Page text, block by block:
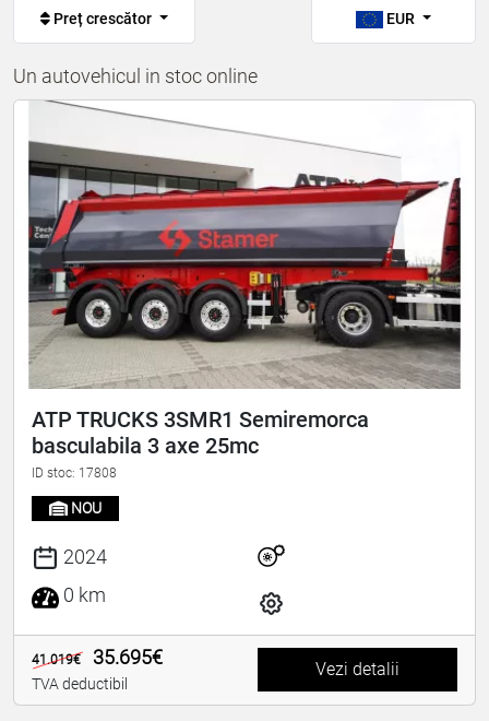
Preț crescător EUR
Un autovehicul in stoc online
ATP TRUCKS 3SMR1 Semiremorca
basculabila 3 axe 25mc
ID stoc: 17808
NOU
2024
0 km
41.019€ 35.695€
TVA deductibil
Vezi detalii